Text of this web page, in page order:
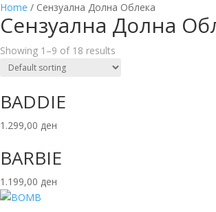
Home / Сензуална Долна Облека
Сензуална Долна
Showing 1–9 of 18 results
BADDIE
1.299,00ден
BARBIE
1.199,00ден